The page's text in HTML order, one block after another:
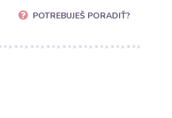
POTREBUJEŠ PORADIŤ?